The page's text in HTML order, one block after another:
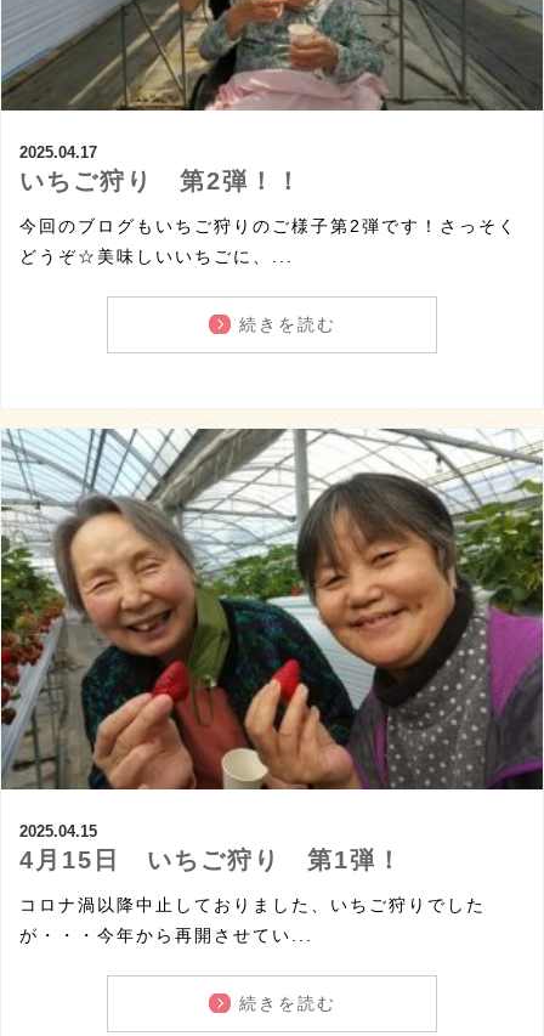
2025.04.17
いちご狩り 第2弾！！
今回のブログもいちご狩りのご様子第2弾です！さっそく
どうぞ☆美味しいいちごに、...
続きを読む
2025.04.15
4月15日 いちご狩り 第1弾！
コロナ渦以降中止しておりました、いちご狩りでした
が・・・今年から再開させてい...
続きを読む